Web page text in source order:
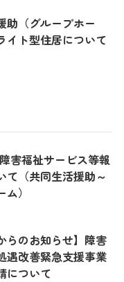
助（グループホー
イト型住居について
害福祉サービス等報
て（共同生活援助～
）
らのお知らせ】障害
遇改善緊急支援事業
について